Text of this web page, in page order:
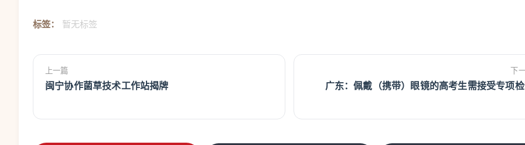
标签： 暂无标签
上一篇
闽宁协作菌草技术工作站揭牌
下
广东：佩戴（携带）眼镜的高考生需接受专项